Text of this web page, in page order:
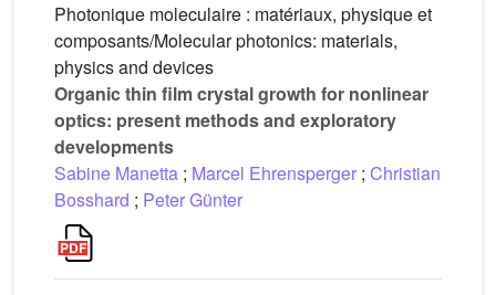
Photonique moleculaire : matériaux, physique et
composants/Molecular photonics: materials,
physics and devices
Organic thin film crystal growth for nonlinear
optics: present methods and exploratory
developments
Sabine Manetta ; Marcel Ehrensperger ; Christian
Bosshard ; Peter Günter